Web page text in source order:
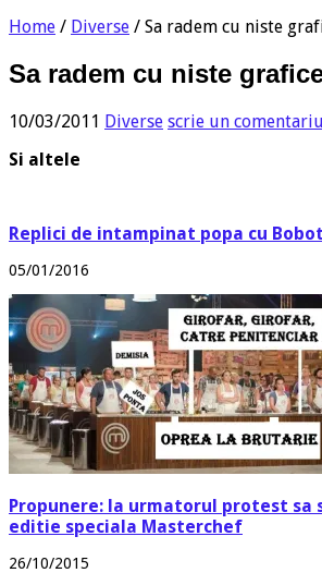
Home / Diverse / Sa radem cu niste
Sa radem cu niste
10/03/2011 Diverse scrie un comentariu
Si altele
Replici de intampinat popa cu
05/01/2016
Propunere: la urmatorul protest sa
editie speciala Masterchef
26/10/2015